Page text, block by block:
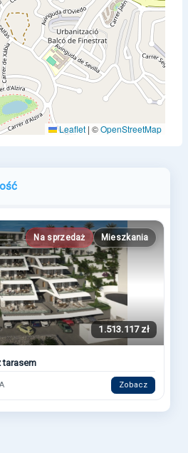
Leaflet | ©OpenStreetMap
Na sprzedaż Mieszkania
1.513.117 zł
tarasem
Zobacz